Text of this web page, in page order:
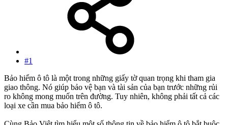
#1
Bảo hiểm ô tô là một trong những giấy tờ quan trọng khi tham gia
giao thông. Nó giúp bảo vệ bạn và tài sản của bạn trước những rủi
ro không mong muốn trên đường. Tuy nhiên, không phải tất cả các
loại xe cần mua bảo hiểm ô tô.